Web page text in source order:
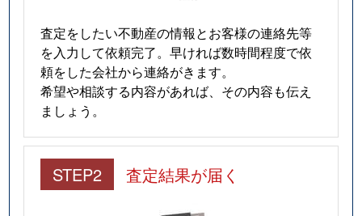
査定をしたい不動産の情報とお客様の連絡先等
を入力して依頼完了。早ければ数時間程度で依
頼をした会社から連絡がきます。
希望や相談する内容があれば、その内容も伝え
ましょう。
STEP2 査定結果が届く